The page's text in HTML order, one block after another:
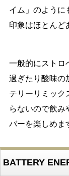
イム」のように
印象はほとんど
一般的にストロ
過ぎたり酸味の
テリーリミック
らないので飲み
バーを楽しめま
BATTERY